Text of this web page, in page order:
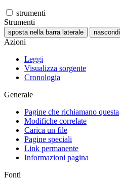
strumenti
Strumenti
sposta nella barra laterale nascondi
Azioni
Leggi
Visualizza sorgente
Cronologia
Generale
Pagine che richiamano questa
Modifiche correlate
Carica un file
Pagine speciali
Link permanente
Informazioni pagina
Fonti